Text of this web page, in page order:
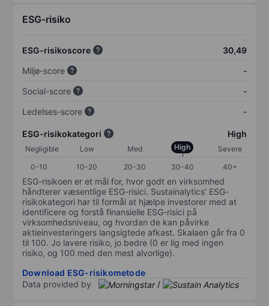
ESG-risiko
ESG-risikoscore
30,49
Miljø-score
-
Social-score
-
Ledelses-score
-
ESG-risikokategori High
Negligible Low Med High
Severe
0-10
10-20 20-30 30-40 40+
ESG-risikoen er et mål for, hvor godt en virksomhed
håndterer væsentlige ESG-risici. Sustainalytics’ ESG-
risikokategori har til formål at hjælpe investorer med at
identificere og forstå finansielle ESG-risici på
virksomhedsniveau, og hvordan de kan påvirke
aktieinvesteringers langsigtede afkast. Skalaen går fra 0
til 100. Jo lavere risiko, jo bedre (0 er lig med ingen
risiko, og 100 med den mest alvorlige).
Download ESG-risikometode
Data provided by
/